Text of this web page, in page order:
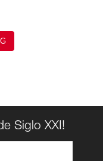
Siglo XXI!